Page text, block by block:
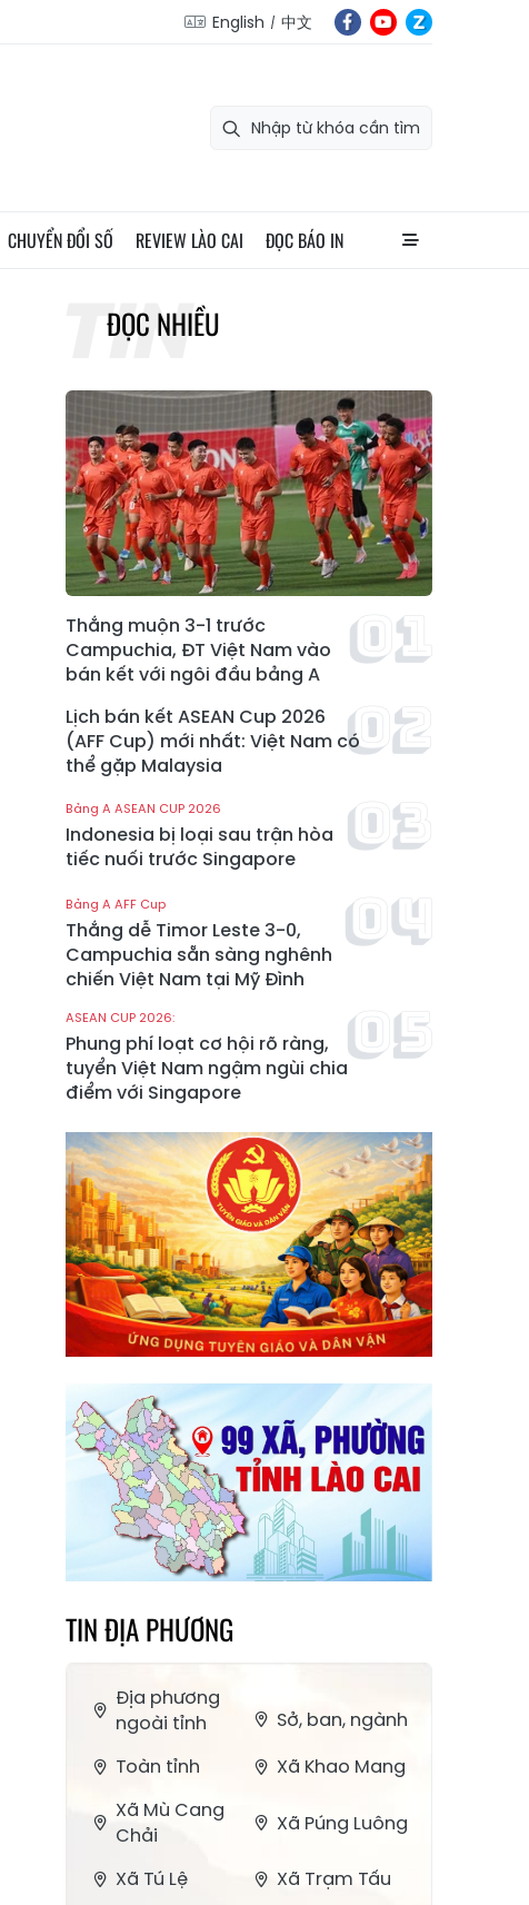
English 中文
CHUYỂN ĐỔI SỐ REVIEW LÀO CAI ĐỌC BÁO IN
ĐỌC NHIỀU
Thắng muộn 3-1 trước
Campuchia, ĐT Việt Nam vào
bán kết với ngôi đầu bảng A
Lịch bán kết ASEAN Cup 2026
(AFF Cup) mới nhất: Việt Nam có
thể gặp Malaysia
Bảng A ASEAN CUP 2026
Indonesia bị loại sau trận hòa
tiếc nuối trước Singapore
Bảng A AFF Cup
Thắng dễ Timor Leste 3-0,
Campuchia sẵn sàng nghênh
chiến Việt Nam tại Mỹ Đình
ASEAN CUP 2026:
Phung phí loạt cơ hội rõ ràng,
tuyển Việt Nam ngậm ngùi chia
điểm với Singapore
TIN ĐỊA PHƯƠNG
Địa phương
ngoài tỉnh
Sở, ban, ngành
Toàn tỉnh
Xã Khao Mang
Xã Mù Cang
Chải
Xã Púng Luông
Xã Tú Lệ
Xã Trạm Tấu